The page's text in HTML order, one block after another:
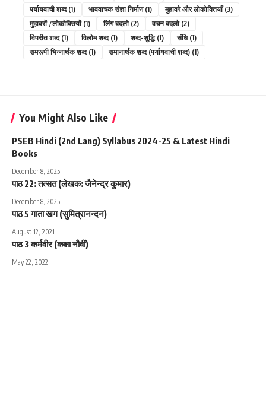
पर्यायवाची शब्द(1) भाववाचक संज्ञा निर्माण(1) मुहावरे और लोकोक्तियाँ(3)
मुहावरों /लोकोक्तियों(1) लिंग बदलो(2) वचन बदलो(2)
विपरीत शब्द(1) विलोम शब्द(1) शब्द-शुद्धि(1) संधि(1)
समरूपी भिन्नार्थक शब्द(1) समानार्थक शब्द (पर्यायवाची शब्द) (1)
You Might Also Like
PSEB Hindi (2nd Lang) Syllabus 2024-25 & Latest Hindi
Books
December 8, 2025
पाठ 22: तत्सत (लेखक: जैनेन्द्र कुमार)
December 8, 2025
पाठ 5 गाता खग (सुमित्रानन्दन)
August 12, 2021
पाठ 3 कर्मवीर (कक्षा नौवीं)
May 22, 2022